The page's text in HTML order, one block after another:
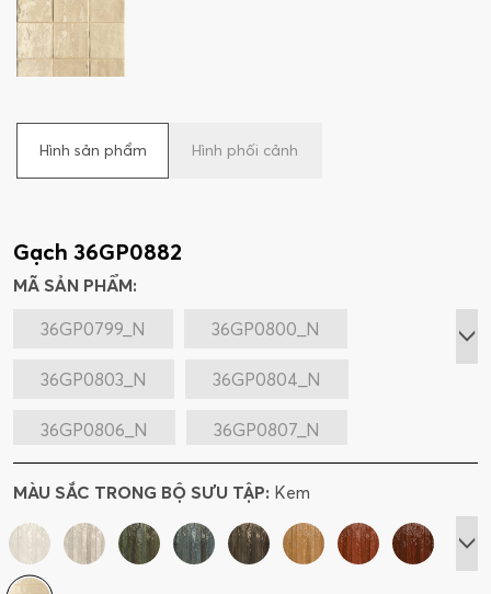
Hình sản phẩm Hình phối cảnh
Gạch 36GP0882
MÃ SẢN PHẨM:
36GP0799_N
36GP0800_N
36GP0803_N 36GP0804_N
36GP0806_N 36GP0807_N
36GP0808_N 36GP0811_N
36GP0812_N 36GP0814_N
36GP0877
MÀU SẮC TRONG BỘ SƯU TẬP: Kem